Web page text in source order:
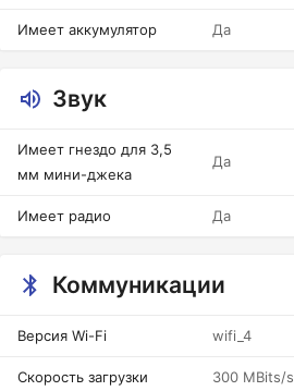
Имеет аккумулятор Да
Звук
Имеет гнездо для 3,5
мм мини-джека
Да
Имеет радио Да
Коммуникации
Версия Wi-Fi wifi_4
Скорость загрузки 300 MBits/s